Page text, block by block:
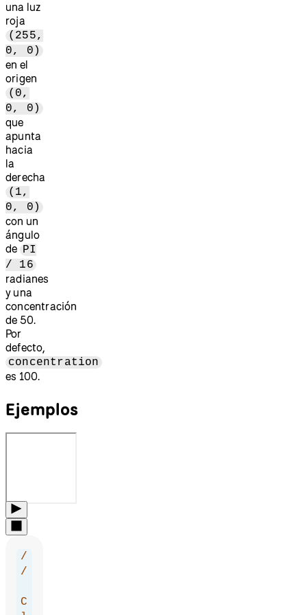
una luz
roja
(255,
0, 0)
en el
origen
(0,
0, 0)
que
apunta
hacia
la
derecha
(1,
0, 0)
con un
ángulo
de PI
/ 16
radianes
y una
concentración
de 50.
Por
defecto,
concentration
es 100.
Ejemplos
/
/
C